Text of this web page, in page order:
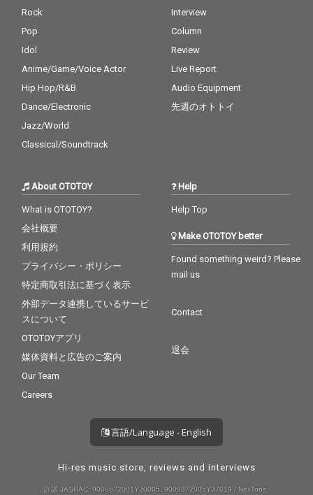
Rock
Pop
Idol
Anime/Game/Voice Actor
Hip Hop/R&B
Dance/Electronic
Jazz/World
Classical/Soundtrack
Interview
Column
Review
Live Report
Audio Equipment
先週のオトトイ
About OTOTOY
What is OTOTOY?
会社概要
利用規約
プライバシー・ポリシー
特定商取引法に基づく表示
外部データ連携しているサービ
スについて
OTOTOYアプリ
媒体資料と広告のご案内
Our Team
Careers
Help
Help Top
Make OTOTOY better
Found something weird? Please
mail us
Contact
退会
言語/Language - English
Hi-res music store, reviews and interviews
許諾 JASRAC: 9008872001Y30005, 9008872005Y37019 / NexTone: